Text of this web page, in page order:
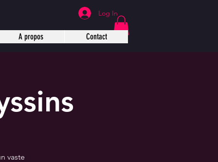
Log In
vaste
A propos Contact